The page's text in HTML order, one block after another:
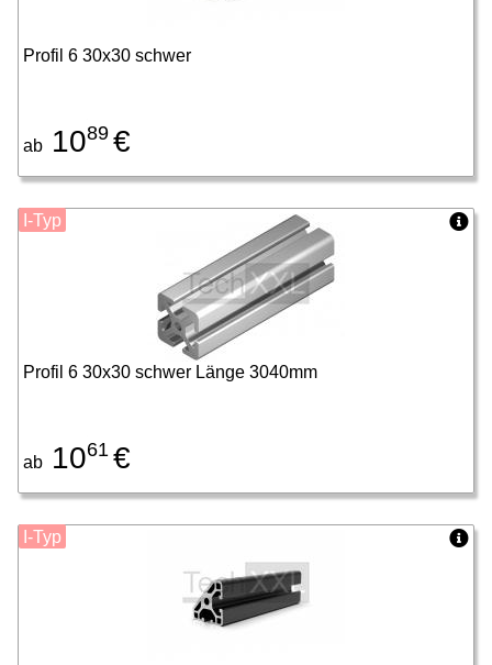
Profil 6 30x30 schwer
ab 1089 €
Profil 6 30x30 schwer Länge 3040mm
ab 1061 €
I-Typ
I-Typ